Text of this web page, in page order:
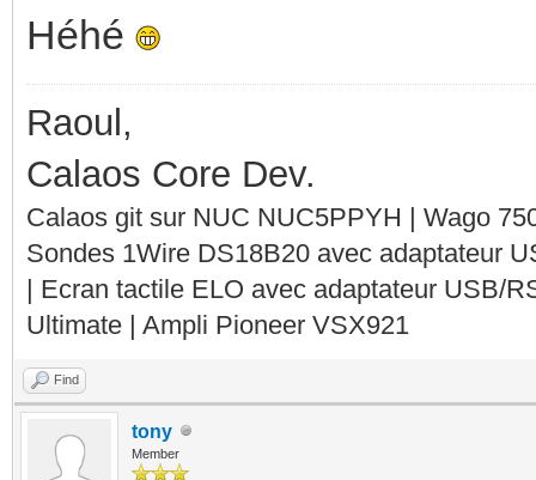
Héhé
Raoul,
Calaos Core Dev.
Calaos git sur NUC NUC5PPYH | Wago
Sondes 1Wire DS18B20 avec adaptateur
| Ecran tactile ELO avec adaptateur USB/
Ultimate | Ampli Pioneer VSX921
Find
tony
Member